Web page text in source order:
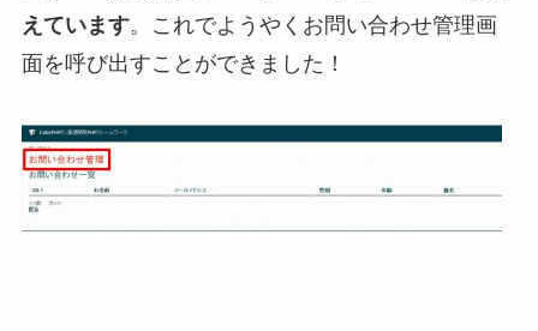
えています。これでようやくお問い合わせ管理画
面を呼び出すことができました！